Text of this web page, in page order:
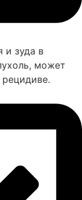
и зуда в
может